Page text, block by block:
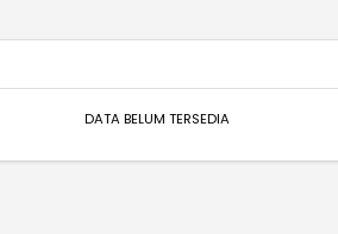
DATA BELUM TERSEDIA